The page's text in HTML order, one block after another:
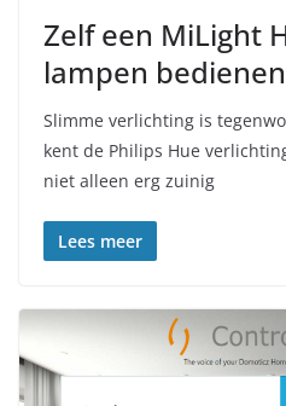
Zelf een MiLight
lampen
Slimme verlichting is
kent de Philips Hue
niet alleen erg zuinig
Lees meer